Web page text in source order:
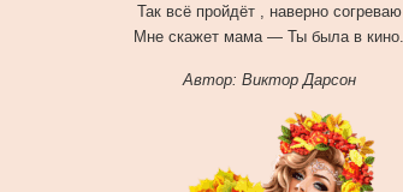
Так всё пройдёт , наверно согреваю
Мне скажет мама — Ты была в кино.
Автор: Виктор Дарсон